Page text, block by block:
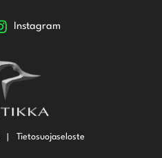
Tietosuojaseloste
Instagram